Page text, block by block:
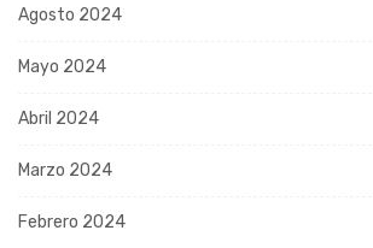
Agosto 2024
Mayo 2024
Abril 2024
Marzo 2024
Febrero 2024